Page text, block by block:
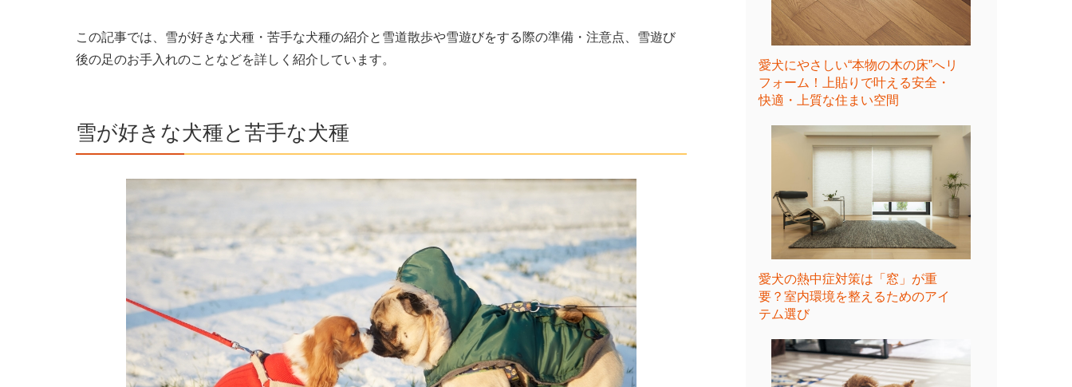
この記事では、雪が好きな犬種・苦手な犬種の紹介と雪道散歩や雪遊びをする際の準備・注意点、雪遊び
後の足のお手入れのことなどを詳しく紹介しています。
雪が好きな犬種と苦手な犬種
愛犬にやさしい“本物の木の床”へリ
フォーム！上貼りで叶える安全・
快適・上質な住まい空間
愛犬の熱中症対策は「窓」が重
要？室内環境を整えるためのアイ
テム選び